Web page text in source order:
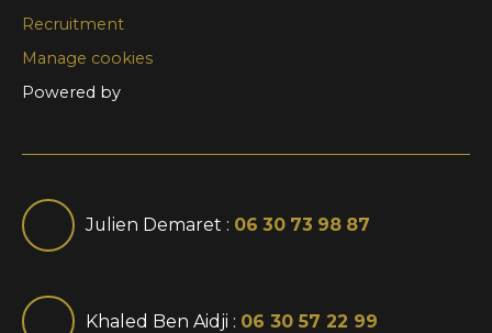
Recruitment
Manage cookies
Powered by
Julien Demaret : 06 30 73 98 87
Khaled Ben Aidji : 06 30 57 22 99